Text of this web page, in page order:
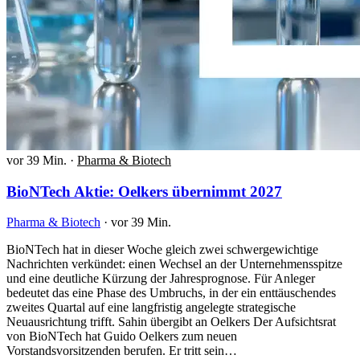
vor 39 Min. · Pharma & Biotech
BioNTech Aktie: Oelkers übernimmt 2027
Pharma & Biotech · vor 39 Min.
BioNTech hat in dieser Woche gleich zwei schwergewichtige
Nachrichten verkündet: einen Wechsel an der Unternehmensspitze
und eine deutliche Kürzung der Jahresprognose. Für Anleger
bedeutet das eine Phase des Umbruchs, in der ein enttäuschendes
zweites Quartal auf eine langfristig angelegte strategische
Neuausrichtung trifft. Sahin übergibt an Oelkers Der Aufsichtsrat
von BioNTech hat Guido Oelkers zum neuen
Vorstandsvorsitzenden berufen. Er tritt sein…